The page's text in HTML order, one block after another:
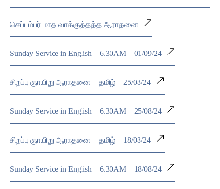
செப்டம்பர் மாத வாக்குத்தத்த ஆராதனை
Sunday Service in English – 6.30AM – 01/09/24
சிறப்பு ஞாயிறு ஆராதனை – தமிழ் – 25/08/24
Sunday Service in English – 6.30AM – 25/08/24
சிறப்பு ஞாயிறு ஆராதனை – தமிழ் – 18/08/24
Sunday Service in English – 6.30AM – 18/08/24